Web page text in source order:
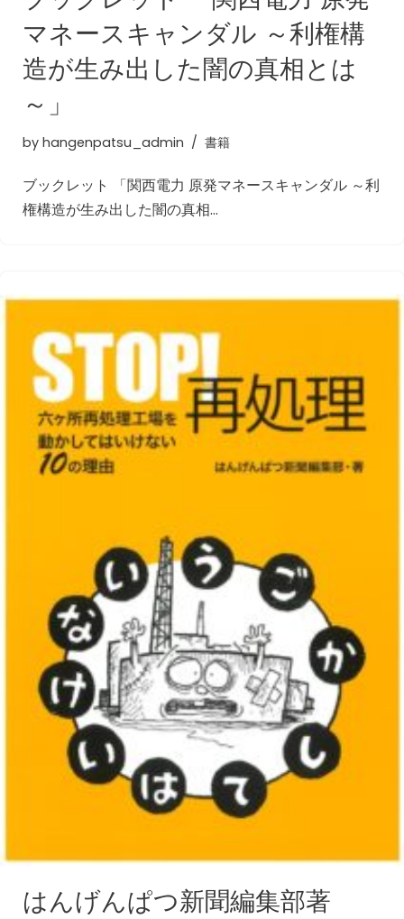
マネースキャンダル ～利権構
造が生み出した闇の真相とは
～」
by hangenpatsu_admin 書籍
ブックレット 「関西電力 原発マネースキャンダル ～利
権構造が生み出した闇の真相…
はんげんぱつ新聞編集部著